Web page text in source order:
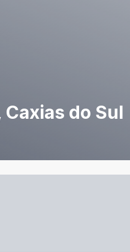
do Sul